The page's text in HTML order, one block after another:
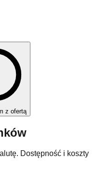
z ofertą
Dostępność i koszty